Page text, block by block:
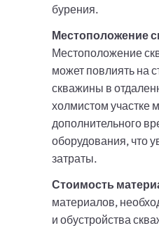
бурения.
Местоположение
Местоположение
может повлиять на
скважины в
холмистом участке
дополнительного
оборудования, что
затраты.
Стоимость
материалов,
и обустройства